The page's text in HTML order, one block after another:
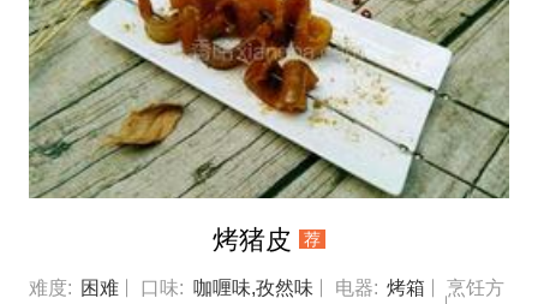
烤猪皮 荐
难度: 困难 口味: 咖喱味,孜然味 电器: 烤箱
烹饪方